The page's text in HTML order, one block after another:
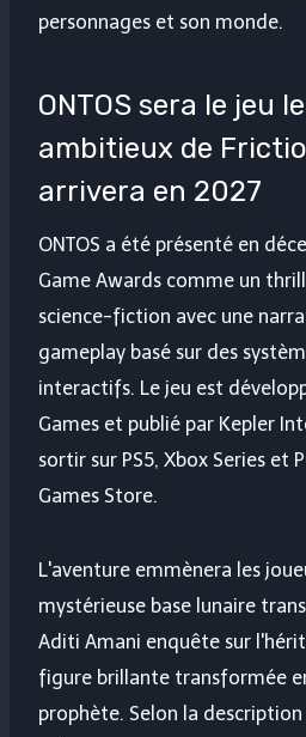
personnages et son monde.
ONTOS sera le jeu
ambitieux de
arrivera en 2027
ONTOS a été présenté en
Game Awards comme un
science-fiction avec une
gameplay basé sur des
interactifs. Le jeu est
Games et publié par Kepler
sortir sur PS5, Xbox Series et
Games Store.
L'aventure emmènera les
mystérieuse base lunaire
Aditi Amani enquête sur
figure brillante transformée
prophète. Selon la